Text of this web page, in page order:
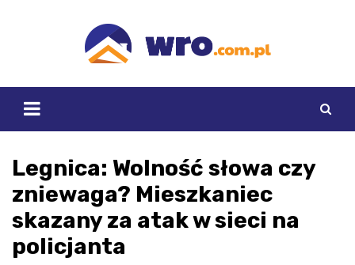
Legnica: Wolność słowa czy
zniewaga? Mieszkaniec
skazany za atak w sieci na
policjanta